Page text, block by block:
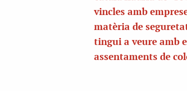
vincles amb
matèria de
tingui a veure amb
assentaments de